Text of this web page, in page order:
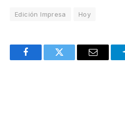
Edición Impresa Hoy
FacebookTwitter Email